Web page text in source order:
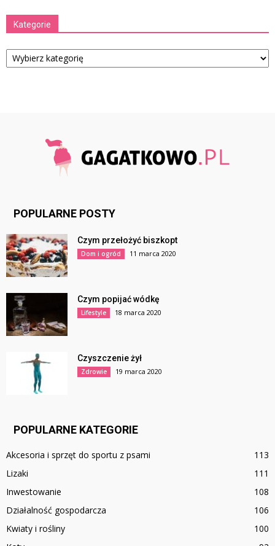
Kategorie
Kategorie
POPULARNE POSTY
Czym przełożyć biszkopt
Dom i ogród 11 marca 2020
Czym popijać wódkę
Lifestyle 18 marca 2020
Czyszczenie żył
Zdrowie 19 marca 2020
POPULARNE KATEGORIE
Akcesoria i sprzęt do sportu z psami
113
Lizaki
111
Inwestowanie
108
Działalność gospodarcza
106
Kwiaty i rośliny
100